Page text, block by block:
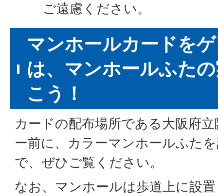
ご遠慮ください。
マンホールカードを
は、マンホールふた
こう！
カードの配布場所である大阪府
ー前に、カラーマンホールふた
で、ぜひご覧ください。
なお、マンホールは歩道上に設